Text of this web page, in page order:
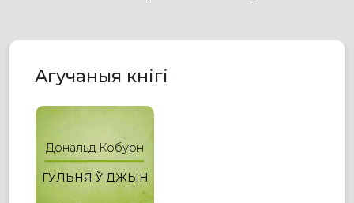
Агучаныя кнігі
Дональд Кобурн
ГУЛЬНЯ Ў ДЖЫН